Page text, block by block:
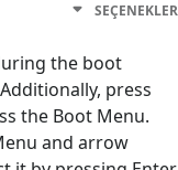
SEÇENEKLER
the boot
press
the Boot Menu.
and arrow